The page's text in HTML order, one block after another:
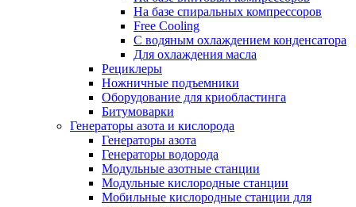
На базе спиральных компрессоров
Free Cooling
С водяным охлаждением конденсатора
Для охлаждения масла
Рециклеры
Ножничные подъемники
Оборудование для криобластинга
Битумоварки
Генераторы азота и кислорода
Генераторы азота
Генераторы водорода
Модульные азотные станции
Модульные кислородные станции
Мобильные кислородные станции для